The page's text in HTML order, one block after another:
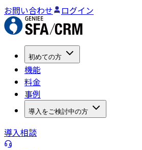
お問い合わせ ログイン
初めての方
機能
料金
事例
導入をご検討中の方
導入相談